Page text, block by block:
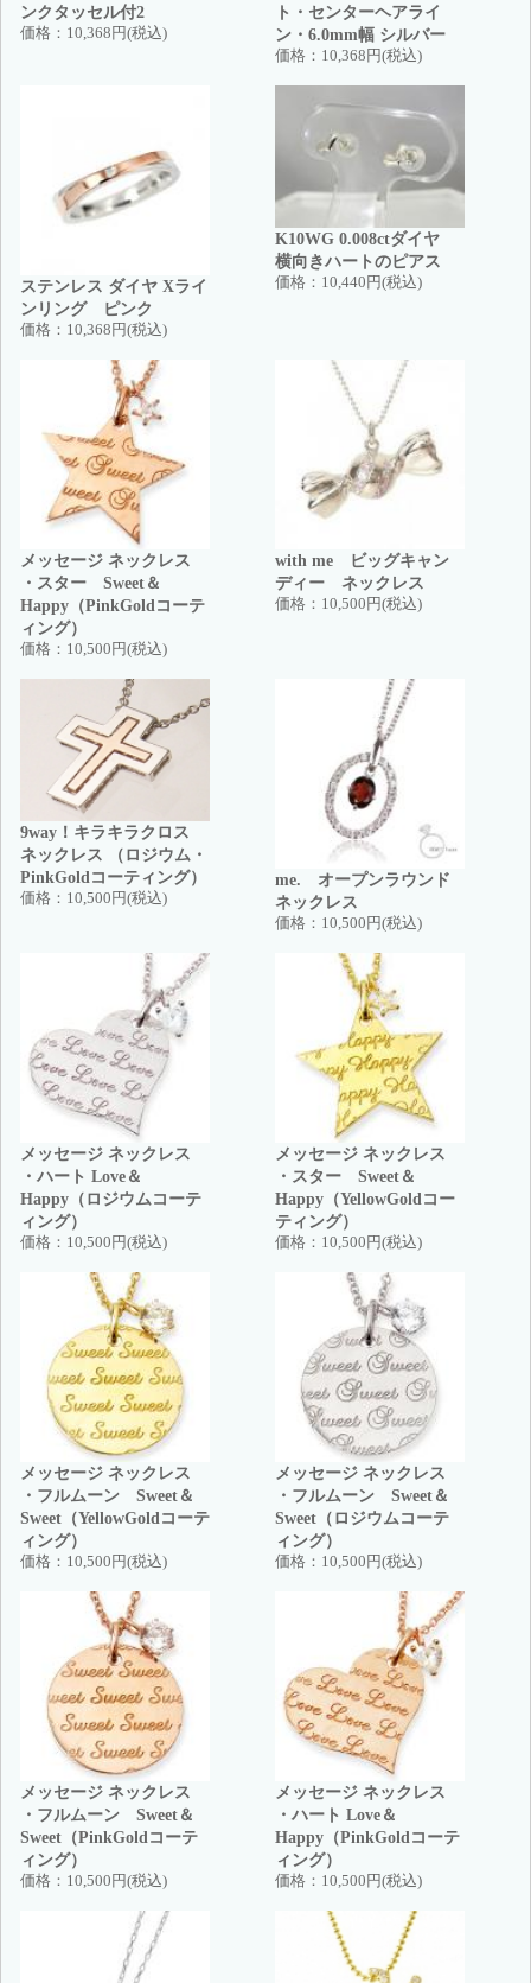
ンクタッセル付2
価格： 10,368円(税込)
ト・センターヘアライ
ン・6.0mm幅 シルバー
価格： 10,368円(税込)
ステンレス ダイヤ Xライ
ンリング ピンク
価格： 10,368円(税込)
K10WG 0.008ctダイヤ
横向きハートのピアス
価格： 10,440円(税込)
メッセージ ネックレス
・スター Sweet＆
Happy（PinkGoldコーテ
ィング）
価格： 10,500円(税込)
with me ビッグキャン
ディー ネックレス
価格： 10,500円(税込)
9way！キラキラクロス
ネックレス （ロジウム・
PinkGoldコーティング）
価格： 10,500円(税込)
me. オープンラウンド
ネックレス
価格： 10,500円(税込)
メッセージ ネックレス
・ハート Love＆
Happy（ロジウムコーテ
ィング）
価格： 10,500円(税込)
メッセージ ネックレス
・スター Sweet＆
Happy（YellowGoldコー
ティング）
価格： 10,500円(税込)
メッセージ ネックレス
・フルムーン Sweet＆
Sweet（YellowGoldコーテ
ィング）
価格： 10,500円(税込)
メッセージ ネックレス
・フルムーン Sweet＆
Sweet（ロジウムコーテ
ィング）
価格： 10,500円(税込)
メッセージ ネックレス
・フルムーン Sweet＆
Sweet（PinkGoldコーテ
ィング）
価格： 10,500円(税込)
メッセージ ネックレス
・ハート Love＆
Happy（PinkGoldコーテ
ィング）
価格： 10,500円(税込)